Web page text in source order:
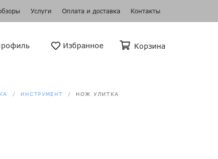
Услуги Оплата и доставка Контакты
Избранное Корзина
ИНСТРУМЕНТ НОЖ УЛИТКА